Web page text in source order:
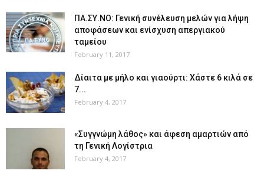
ΠΑ.ΣΥ.ΝΟ: Γενική συνέλευση μελών για λήψη
αποφάσεων και ενίσχυση απεργιακού
ταμείου
February 11, 2017
Δίαιτα με μήλο και γιαούρτι: Χάστε 6 κιλά σε
7...
February 4, 2017
«Συγγνώμη λάθος» και άφεση αμαρτιών από
τη Γενική Λογίστρια
February 4, 2017